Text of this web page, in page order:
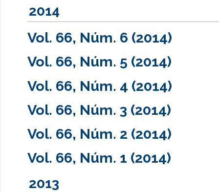
2014
Vol. 66, Núm. 6 (2014)
Vol. 66, Núm. 5 (2014)
Vol. 66, Núm. 4 (2014)
Vol. 66, Núm. 3 (2014)
Vol. 66, Núm. 2 (2014)
Vol. 66, Núm. 1 (2014)
2013